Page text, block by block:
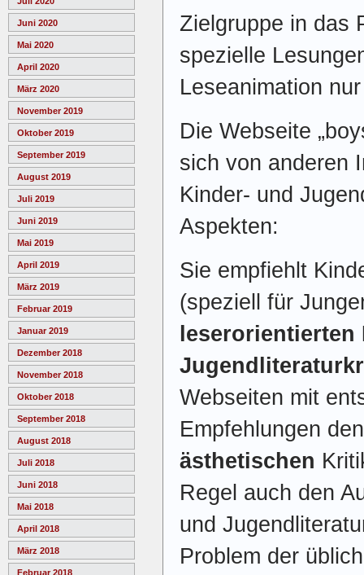
Juni 2020
Mai 2020
April 2020
März 2020
November 2019
Oktober 2019
September 2019
August 2019
Juli 2019
Juni 2019
Mai 2019
April 2019
März 2019
Februar 2019
Januar 2019
Dezember 2018
November 2018
Oktober 2018
September 2018
August 2018
Juli 2018
Juni 2018
Mai 2018
April 2018
März 2018
Februar 2018
Zielgruppe in das
spezielle
Leseanimation
Die Webseite
sich von anderen
Kinder- und
Aspekten:
Sie empfiehlt
(speziell für
Webseiten mit
Empfehlungen
ästhetischen
Regel auch den
und
Problem der